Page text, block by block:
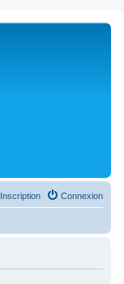
Connexion
Inscription